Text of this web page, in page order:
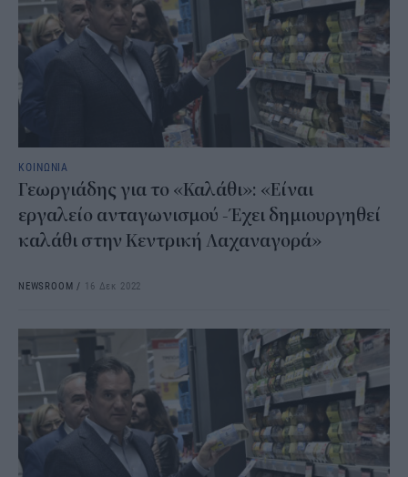
ΚΟΙΝΩΝΙΑ
Γεωργιάδης για το «Καλάθι»: «Είναι
εργαλείο ανταγωνισμού -Έχει δημιουργηθεί
καλάθι στην Κεντρική Λαχαναγορά»
NEWSROOM / 16 Δεκ 2022